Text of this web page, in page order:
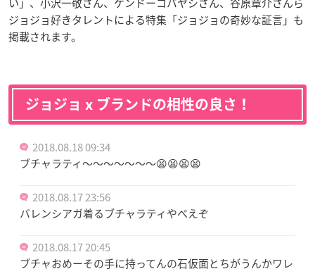
ジョジョ好きタレントによる特集「ジョジョの奇妙な証言」も
掲載されます。
ジョジョ x ブランドの相性の良さ！
2018.08.18 09:34
ブチャラティ～～～～～～～😫😫😫😫
2018.08.17 23:56
バレンシアガ着るブチャラティやべえぞ
2018.08.17 20:45
ブチャおめーその手に持ってんの石仮面とちがうんかワレ